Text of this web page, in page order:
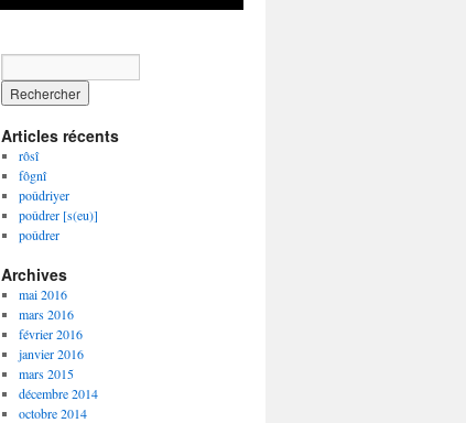
Articles récents
rôsî
fôgnî
poûdriyer
poûdrer [s(eu)]
poûdrer
Archives
mai 2016
mars 2016
février 2016
janvier 2016
mars 2015
décembre 2014
octobre 2014